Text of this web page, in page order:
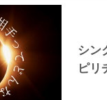
シン
ピリ